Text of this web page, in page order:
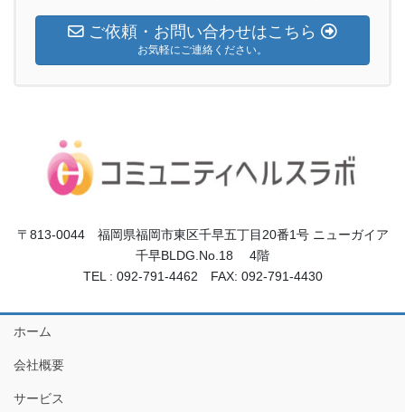
ご依頼・お問い合わせはこちら
お気軽にご連絡ください。
〒813-0044 福岡県福岡市東区千早五丁目20番1号 ニューガイア
千早BLDG.No.18 4階
TEL : 092-791-4462 FAX: 092-791-4430
ホーム
会社概要
サービス